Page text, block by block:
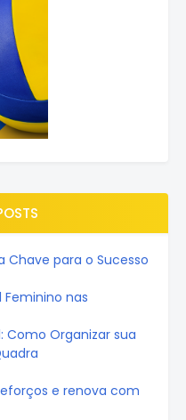
Chave para o Sucesso
Feminino nas
Como Organizar sua
e renova com